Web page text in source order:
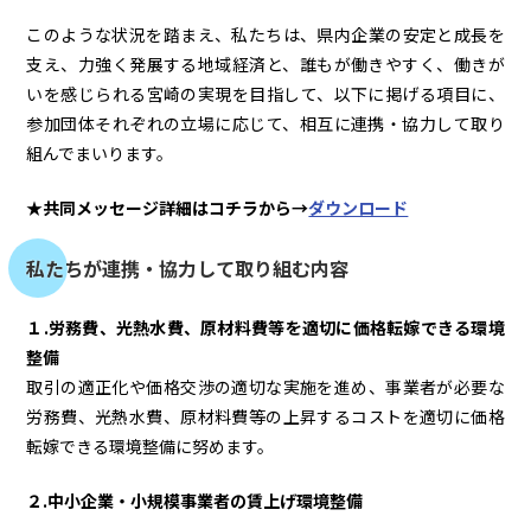
このような状況を踏まえ、私たちは、県内企業の安定と成長を
支え、力強く発展する地域経済と、誰もが働きやすく、働きが
いを感じられる宮崎の実現を目指して、以下に掲げる項目に、
参加団体それぞれの立場に応じて、相互に連携・協力して取り
組んでまいります。
★共同メッセージ詳細はコチラから→ダウンロード
私たちが連携・協力して取り組む内容
１.労務費、光熱水費、原材料費等を適切に価格転嫁できる環境
整備
取引の適正化や価格交渉の適切な実施を進め、事業者が必要な
労務費、光熱水費、原材料費等の上昇するコストを適切に価格
転嫁できる環境整備に努めます。
２.中小企業・小規模事業者の賃上げ環境整備